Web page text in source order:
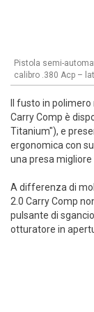
Pistola semi-
calibro .380 Acp –
Il fusto in
Carry Comp è
Titanium"), e
ergonomica con
una presa
A differenza di
2.0 Carry Comp
pulsante di
otturatore in